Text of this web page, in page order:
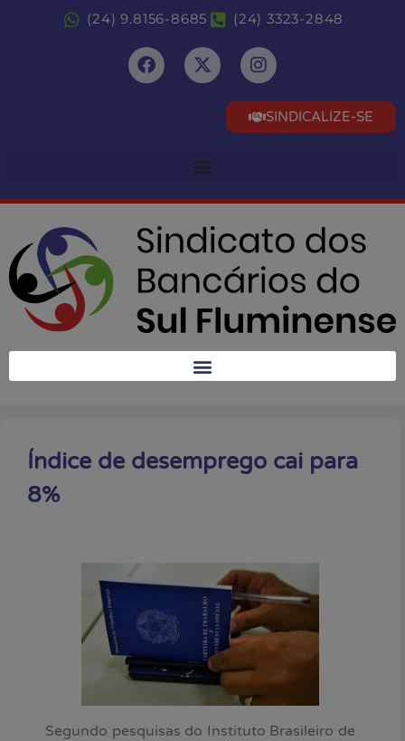
(24) 9.8156-8685 (24) 3323-2848
SINDICALIZE-SE
Índice de desemprego cai para
8%
Segundo pesquisas do Instituto Brasileiro de